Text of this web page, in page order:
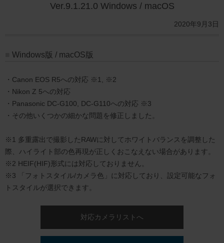
Ver.9.1.21.0 Windows / macOS
2020年9月3日
Windows版 / macOS版
・Canon EOS R5への対応 ※1, ※2
・Nikon Z 5への対応
・Panasonic DC-G100, DC-G110への対応 ※3
・その他いくつかの細かな問題を修正しました。
※1 多重露出で撮影したRAWに対してホワイトバランスを調整した
際、ハイライト部の色再現が正しくおこなえない場合があります。
※2 HEIF(HIF)形式には対応しておりません。
※3 「フォトスタイル/カメラ色」に対応しており、設定可能なフォ
トスタイルが選択できます。
対応カメラリストへ